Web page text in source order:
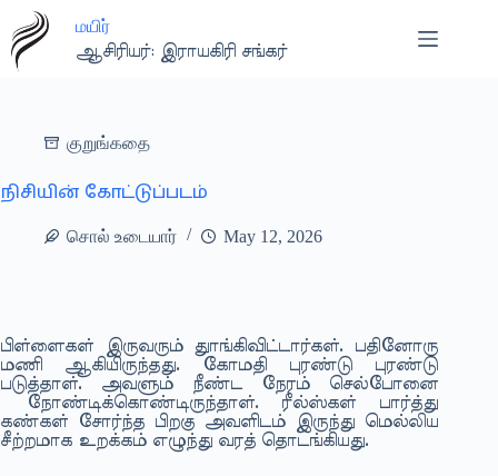
content
மயிர்
ஆசிரியர்: இராயகிரி சங்கர்
குறுங்கதை
நிசியின் கோட்டுப்படம்
சொல் உடையார் May 12, 2026
பிள்ளைகள் இருவரும் துாங்கிவிட்டார்கள். பதினோரு
மணி ஆகியிருந்தது. கோமதி புரண்டு புரண்டு
படுத்தாள். அவளும் நீண்ட நேரம் செல்போனை
நோண்டிக்கொண்டிருந்தாள். ரீல்ஸ்கள் பார்த்து
கண்கள் சோர்ந்த பிறகு அவளிடம் இருந்து மெல்லிய
சீற்றமாக உறக்கம் எழுந்து வரத் தொடங்கியது.